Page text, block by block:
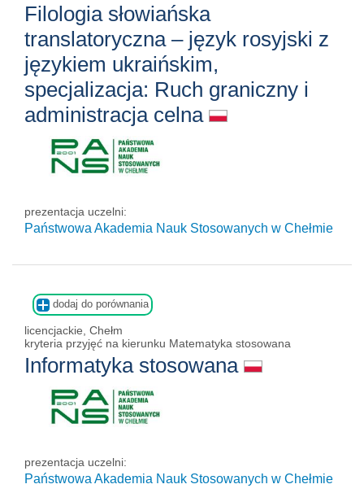
Filologia słowiańska
translatoryczna – język rosyjski z
językiem ukraińskim,
specjalizacja: Ruch graniczny i
administracja celna
prezentacja uczelni:
Państwowa Akademia Nauk Stosowanych w Chełmie
dodaj do porównania
licencjackie, Chełm
kryteria przyjęć na kierunku Matematyka stosowana
Informatyka stosowana
prezentacja uczelni:
Państwowa Akademia Nauk Stosowanych w Chełmie